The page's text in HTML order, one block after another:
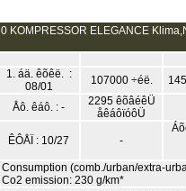
KOMPRESSOR ELEGANCE
1. áä. êõêë. :
08/01
107000 ÷éë.
Åô. êáô. : -
2295 êõâéêÜ
åêáôïóôÜ
ÊÔÅÏ : 10/27
-
Consumption (comb./urban/extra-
Co2 emission: 230 g/km*